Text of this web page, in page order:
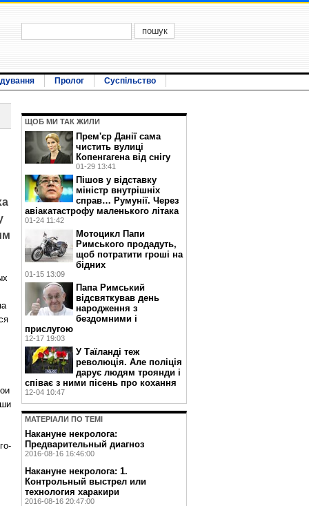
Пролог Суспільство
ЩОБ МИ ТАК ЖИЛИ
Прем'єр Данії сама
чистить вулиці
Копенгагена від снігу
01-29 13:41
Пішов у відставку
міністр внутрішніх
справ… Румунії. Через
авіакатастрофу маленького літака
01-24 11:42
Мотоцикл Папи
Римського продадуть,
щоб потратити гроші на
бідних
01-15 13:09
Папа Римський
відсвяткував день
народження з
бездомними і
прислугою
12-17 19:03
У Таїланді теж
революція. Але поліція
дарує людям троянди і
співає з ними пісень про кохання
12-04 10:47
МАТЕРIАЛИ ПО ТЕМI
Накануне некролога:
Предварительный диагноз
2016-08-16 16:46:00
Накануне некролога: 1.
Контрольный выстрел или
технология харакири
2016-08-16 20:47:00